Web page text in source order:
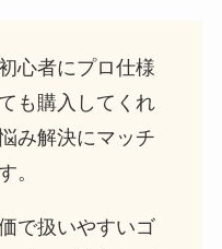
心者にプロ仕様
も購入してくれ
み解決にマッチ
。
で扱いやすいゴ